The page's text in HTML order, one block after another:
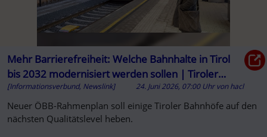
Mehr Barrierefreiheit: Welche Bahnhalte in Tirol
bis 2032 modernisiert werden sollen | Tiroler
Tageszeitung Online
[Informationsverbund, Newslink] 24. Juni 2026, 07:00 Uhr vonhacl
Neuer ÖBB-Rahmenplan soll einige Tiroler Bahnhöfe auf den
nächsten Qualitätslevel heben.